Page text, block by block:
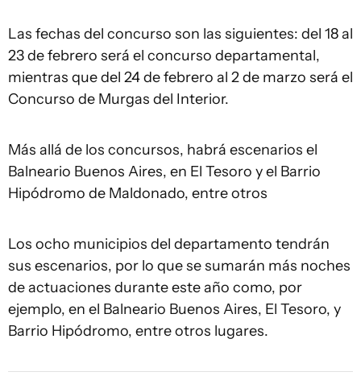
Las fechas del concurso son las siguientes: del 18 al
23 de febrero será el concurso departamental,
mientras que del 24 de febrero al 2 de marzo será el
Concurso de Murgas del Interior.
Más allá de los concursos, habrá escenarios el
Balneario Buenos Aires, en El Tesoro y el Barrio
Hipódromo de Maldonado, entre otros
Los ocho municipios del departamento tendrán
sus escenarios, por lo que se sumarán más noches
de actuaciones durante este año como, por
ejemplo, en el Balneario Buenos Aires, El Tesoro, y
Barrio Hipódromo, entre otros lugares.